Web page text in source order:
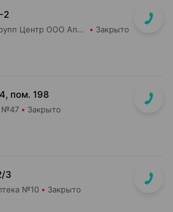
2
Добрыя леки Аптека групп Центр ООО Аптека №40 Закрыто
пом. 198
№47 Закрыто
3
№10 Закрыто